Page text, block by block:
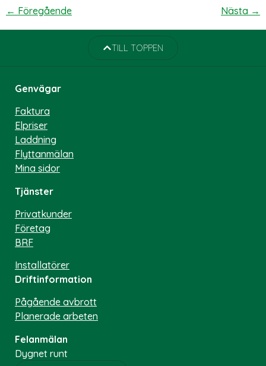
← Föregående Nästa →
TILL TOPPEN
Genvägar
Faktura
Elpriser
Laddning
Flyttanmälan
Mina sidor
Tjänster
Privatkunder
Företag
BRF
Installatörer
Driftinformation
Pågående avbrott
Planerade arbeten
Felanmälan
Dygnet runt